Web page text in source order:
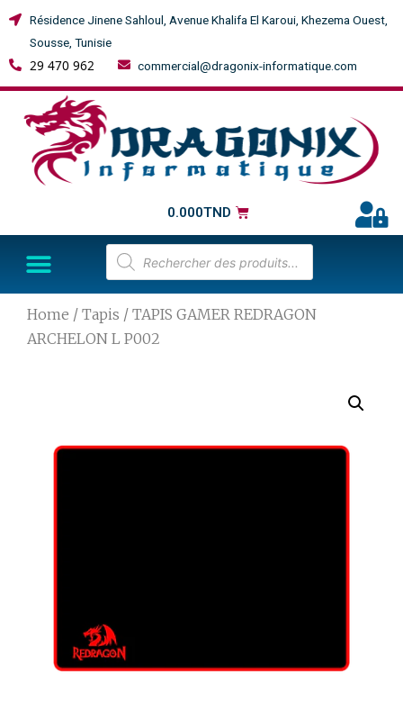
Résidence Jinene Sahloul, Avenue Khalifa El Karoui, Khezema Ouest,
Sousse, Tunisie
29 470 962 commercial@dragonix-informatique.com
0.000TND
Home / Tapis / TAPIS GAMER REDRAGON
ARCHELON L P002